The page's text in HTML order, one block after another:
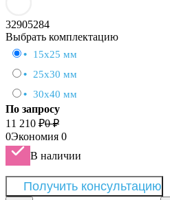
32905284
Выбрать комплектацию
•
15х25 мм
•
25х30 мм
• 30х40 мм
По запросу
11 210 ₽0 ₽
0Экономия 0
В наличии
Получить консультацию